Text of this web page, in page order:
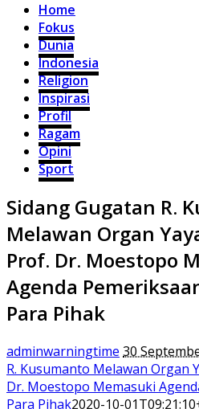
Home
Fokus
Dunia
Indonesia
Religion
Inspirasi
Profil
Ragam
Opini
Sport
Sidang Gugatan R.
Melawan Organ
Prof. Dr. Moestopo
Agenda
Para Pihak
adminwarningtime 30
R. Kusumanto Melawan Organ
Dr. Moestopo Memasuki
Para Pihak2020-10-